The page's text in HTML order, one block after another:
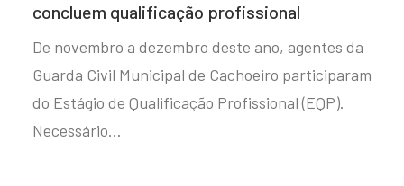
concluem qualificação profissional
De novembro a dezembro deste ano, agentes da
Guarda Civil Municipal de Cachoeiro participaram
do Estágio de Qualificação Profissional (EQP).
Necessário…